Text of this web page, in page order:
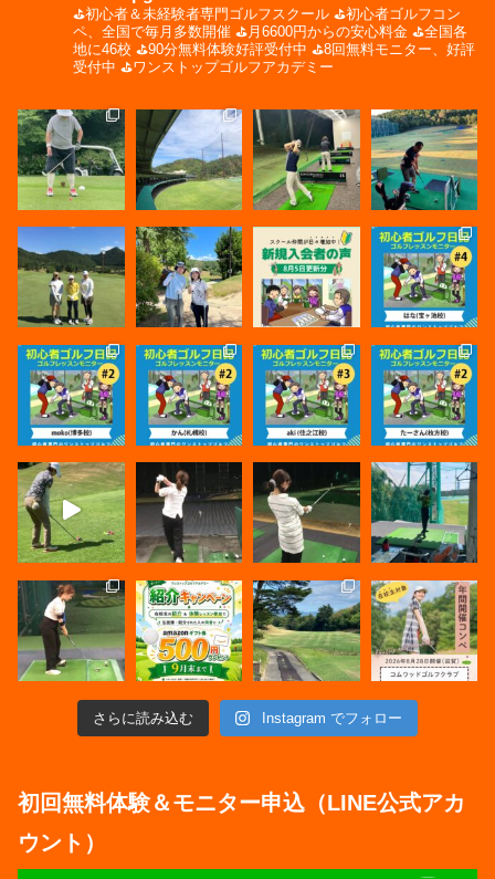
⛳️初心者＆未経験者専門ゴルフスクール ⛳️初心者ゴルフコン
ペ、全国で毎月多数開催 ⛳️月6600円からの安心料金 ⛳️全国各
地に46校 ⛳️90分無料体験好評受付中 ⛳️8回無料モニター、好評
受付中 ⛳️ワンストップゴルフアカデミー
さらに読み込む Instagram でフォロー
初回無料体験＆モニター申込（LINE公式アカ
ウント）